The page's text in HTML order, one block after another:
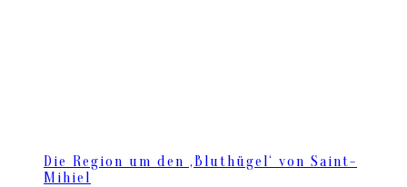
Die Region um den ‚Bluthügel‘ von Saint-
Mihiel